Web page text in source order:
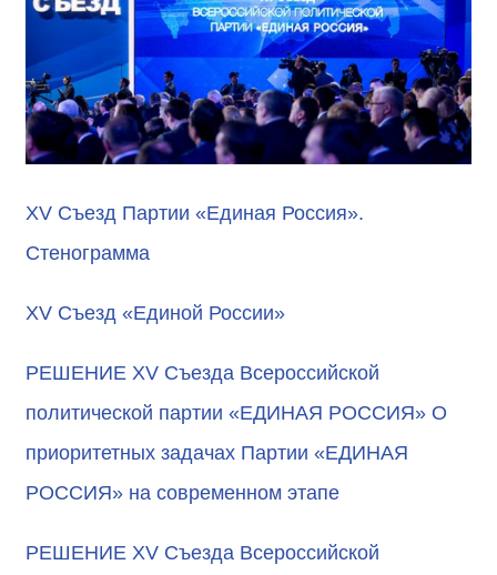
XV Съезд Партии «Единая Россия».
Стенограмма
XV Съезд «Единой России»
РЕШЕНИЕ XV Съезда Всероссийской
политической партии «ЕДИНАЯ РОССИЯ» О
приоритетных задачах Партии «ЕДИНАЯ
РОССИЯ» на современном этапе
РЕШЕНИЕ XV Съезда Всероссийской